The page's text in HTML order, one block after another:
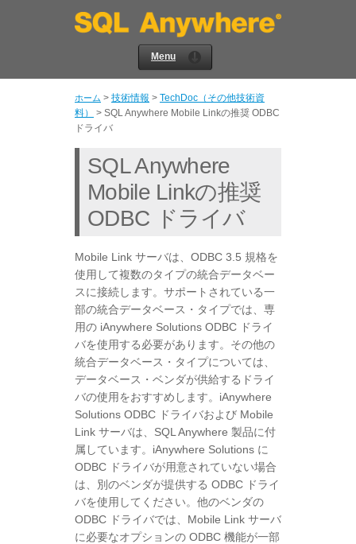
Menu
ホーム > 技術情報 > TechDoc（その他技術資
料）
> SQL Anywhere Mobile Linkの推奨 ODBC
ドライバ
SQL Anywhere
Mobile Linkの推奨
ODBC ドライバ
Mobile Link サーバは、ODBC 3.5 規格を
使用して複数のタイプの統合データベー
スに接続します。サポートされている一
部の統合データベース・タイプでは、専
用の iAnywhere Solutions ODBC ドライ
バを使用する必要があります。その他の
統合データベース・タイプについては、
データベース・ベンダが供給するドライ
バの使用をおすすめします。iAnywhere
Solutions ODBC ドライバおよび Mobile
Link サーバは、SQL Anywhere 製品に付
属しています。iAnywhere Solutions に
ODBC ドライバが用意されていない場合
は、別のベンダが提供する ODBC ドライ
バを使用してください。他のベンダの
ODBC ドライバでは、Mobile Link サーバ
に必要なオプションの ODBC 機能が一部